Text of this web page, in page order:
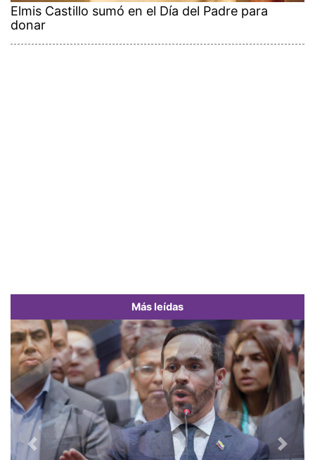
Elmis Castillo sumó en el Día del Padre para
donar
Más leídas
Previous Next